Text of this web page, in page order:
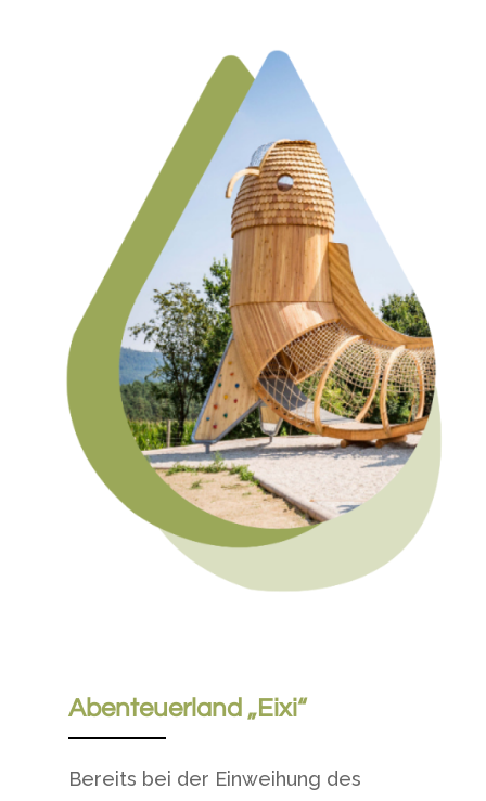
Abenteuerland „Eixi“
Bereits bei der Einweihung des